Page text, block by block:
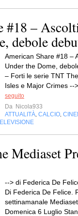
#18 –
debole
American Share #18 –
Under the Dome,
– Forti le serie TNT
Isles e Major Crimes --
seguito
Da Nicola933
ATTUALITÀ CALCIO
Mediaset
--> di Federica De
Di Federica De Felice.
settinamanale
Domenica 6 Luglio